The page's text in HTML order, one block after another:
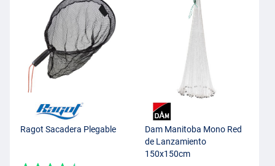
Ragot Sacadera Plegable
Dam Manitoba Mono Red
de Lanzamiento
150x150cm